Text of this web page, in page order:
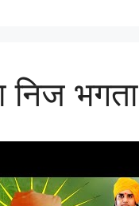
निज